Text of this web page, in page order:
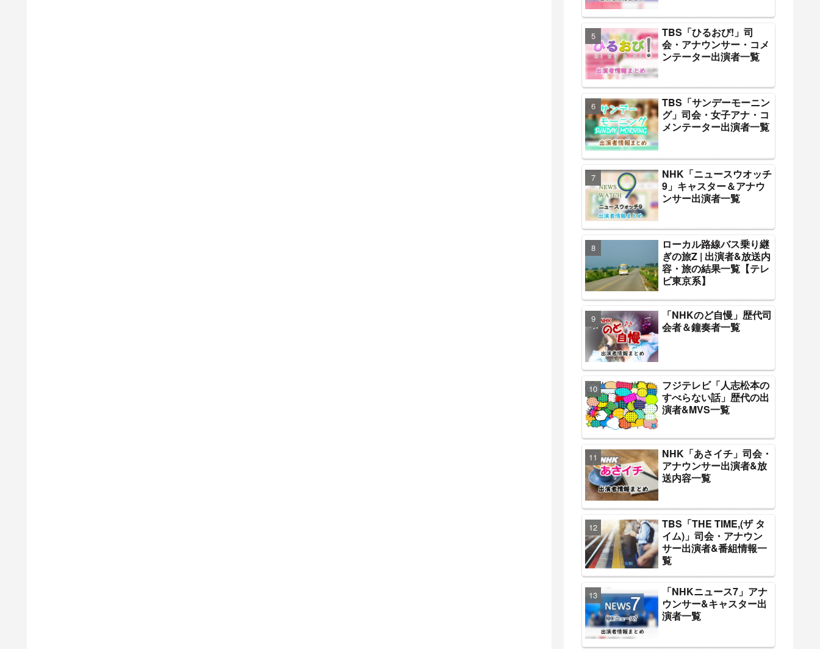
TBS「ひるおび!」司
会・アナウンサー・コメ
ンテーター出演者一覧
TBS「サンデーモーニン
グ」司会・女子アナ・コ
メンテーター出演者一覧
NHK「ニュースウオッチ
9」キャスター＆アナウ
ンサー出演者一覧
ローカル路線バス乗り継
ぎの旅Z | 出演者&放送内
容・旅の結果一覧【テレ
ビ東京系】
「NHKのど自慢」歴代司
会者＆鐘奏者一覧
フジテレビ「人志松本の
すべらない話」歴代の出
演者&MVS一覧
NHK「あさイチ」司会・
アナウンサー出演者&放
送内容一覧
TBS「THE TIME,(ザ タ
イム)」司会・アナウン
サー出演者&番組情報一
覧
「NHKニュース7」アナ
ウンサー&キャスター出
演者一覧